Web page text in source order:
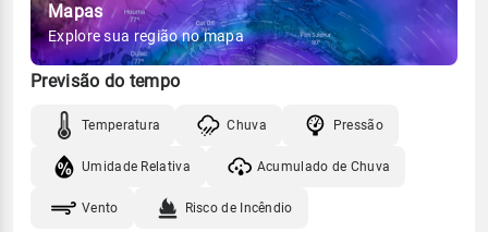
Mapas
Explore sua região no mapa
Previsão do tempo
Temperatura Chuva Pressão
Umidade Relativa Acumulado de Chuva
Vento Risco de Incêndio